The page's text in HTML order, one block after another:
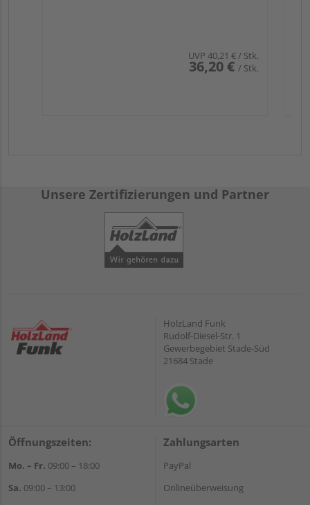
UVP 40,21 €/ Stk.
36,20 € / Stk.
Unsere Zertifizierungen und Partner
HolzLand Funk
Rudolf-Diesel-Str. 1
Gewerbegebiet Stade-Süd
21684 Stade
Öffnungszeiten:
Mo. – Fr. 09:00 – 18:00
Sa. 09:00 – 13:00
Zahlungsarten
PayPal
Onlineüberweisung